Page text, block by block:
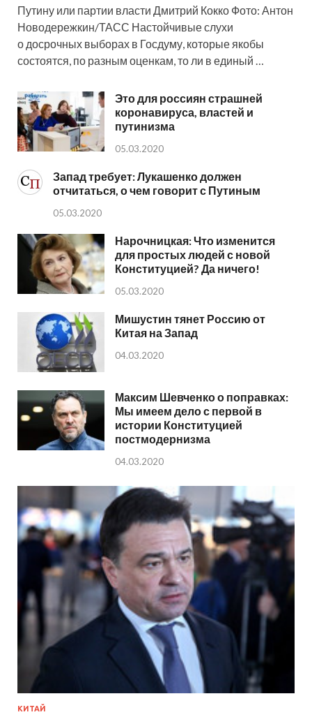
Путину или партии власти Дмитрий Кокко Фото: Антон
Новодережкин/ТАСС Настойчивые слухи
о досрочных выборах в Госдуму, которые якобы
состоятся, по разным оценкам, то ли в единый …
Это для россиян страшней
коронавируса, властей и
путинизма
05.03.2020
Запад требует: Лукашенко должен
отчитаться, о чем говорит с Путиным
05.03.2020
Нарочницкая: Что изменится
для простых людей с новой
Конституцией? Да ничего!
05.03.2020
Мишустин тянет Россию от
Китая на Запад
04.03.2020
Максим Шевченко о поправках:
Мы имеем дело с первой в
истории Конституцией
постмодернизма
04.03.2020
КИТАЙ